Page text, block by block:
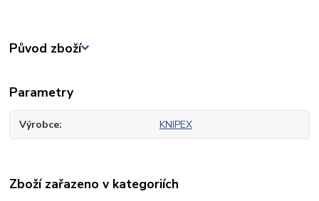
Původ zboží
Parametry
Výrobce KNIPEX
Zboží zařazeno v kategoriích